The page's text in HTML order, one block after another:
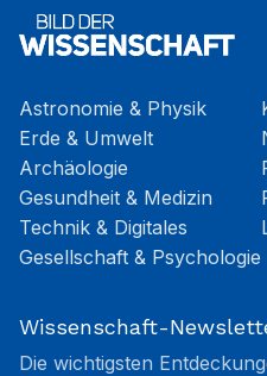
Astronomie & Physik
Erde & Umwelt
Archäologie
Gesundheit & Medizin
Technik & Digitales
Gesellschaft & Psychologie
Wissenschaft-
Die wichtigsten